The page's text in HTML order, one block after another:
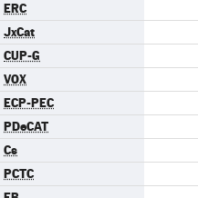
ERC
JxCat
CUP-G
VOX
ECP-PEC
PDeCAT
Cs
PCTC